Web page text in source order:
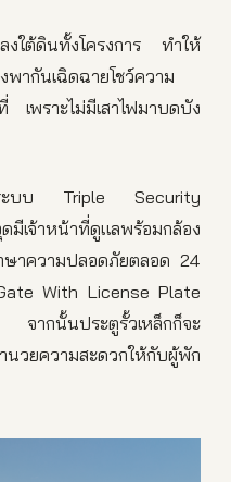
งใต้ดินทั้งโครงการ ทำให้
พากันเฉิดฉายโชว์ความ
เพราะไม่มีเสาไฟมาบดบัง
ช้ระบบ Triple Security
จ้าหน้าที่ดูแลพร้อมกล้อง
ษาความปลอดภัยตลอด 24
With License Plate
จากนั้นประตูรั้วเหล็กก็จะ
นวยความสะดวกให้กับผู้พัก